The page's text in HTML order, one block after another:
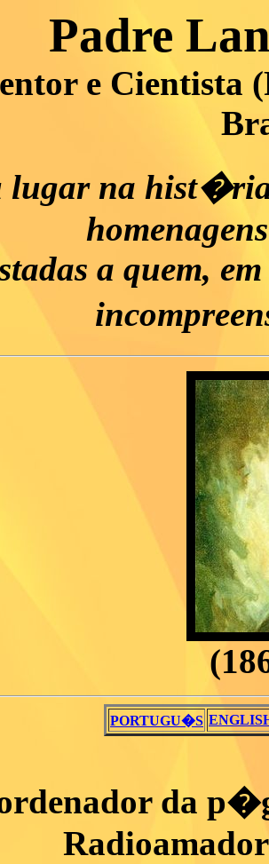
Padre
e Cientista
lugar na
a quem,
PORTUGU�S
da